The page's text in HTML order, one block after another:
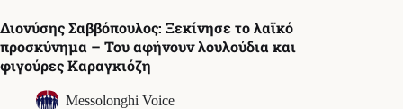
Διονύσης Σαββόπουλος: Ξεκίνησε το λαϊκό
προσκύνημα – Του αφήνουν λουλούδια και
φιγούρες Καραγκιόζη
Messolonghi Voice